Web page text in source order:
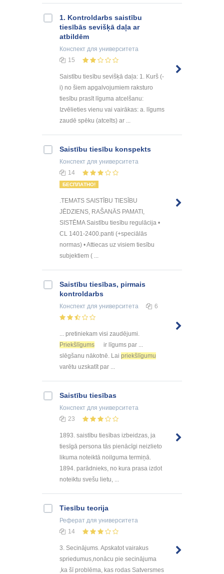
1. Kontroldarbs saistību
tiesībās sevišķā daļa ar
atbildēm
Конспект для университета
15
Saistību tiesību sevišķā daļa: 1. Kurš (-
i) no šiem apgalvojumiem raksturo
tiesību prasīt līguma atcelšanu:
Izvēlieties vienu vai vairākas: a. līgums
zaudē spēku (atcelts) ar ...
Saistību tiesību konspekts
Конспект для университета
14
БЕСПЛАТНО!
.TEMATS SAISTĪBU TIESĪBU
JĒDZIENS, RAŠANĀS PAMATI,
SISTĒMA Saistību tiesību regulācija •
CL 1401-2400.panti (+speciālās
normas) • Attiecas uz visiem tiesību
subjektiem ( ...
Saistību tiesības, pirmais
kontroldarbs
Конспект для университета 6
... pretiniekam visi zaudējumi.
Priekšlīgums
ir līgums par ...
slēgšanu nākotnē. Lai priekšlīgumu
varētu uzskatīt par ...
Saistību tiesības
Конспект для университета
23
1893. saistību tiesības izbeidzas, ja
tiesīgā persona tās pienācīgi neizlieto
likuma noteiktā noilguma termiņā.
1894. parādnieks, no kura prasa izdot
noteiktu svešu lietu, ...
Tiesību teorija
Реферат для университета
14
3. Secinājums. Apskatot vairakus
spriedumus,nonācu pie secinājuma
,ka šī problēma, kas rodas Satversmes